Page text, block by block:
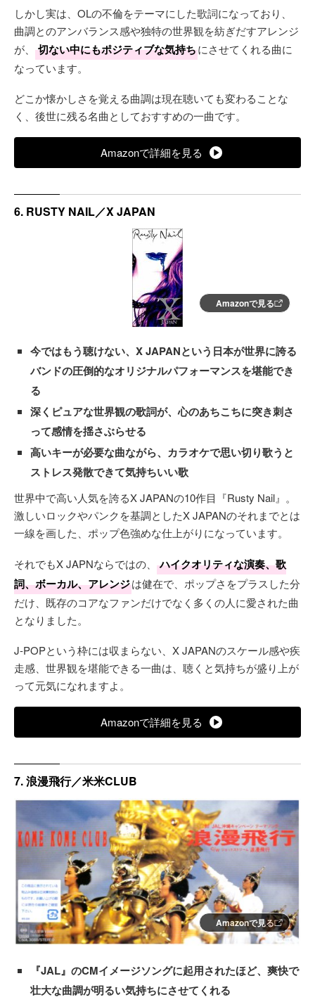
しかし実は、OLの不倫をテーマにした歌詞になっており、
曲調とのアンバランス感や独特の世界観を紡ぎだすアレンジ
が、
切ない中にもポジティブな気持ちにさせてくれる曲に
なっています。
どこか懐かしさを覚える曲調は現在聴いても変わることな
く、後世に残る名曲としておすすめの一曲です。
Amazonで詳細を見る
6. RUSTY NAIL／X JAPAN
Amazonで見る
今ではもう聴けない、X JAPANという日本が世界に誇る
バンドの圧倒的なオリジナルパフォーマンスを堪能でき
る
深くピュアな世界観の歌詞が、心のあちこちに突き刺さ
って感情を揺さぶらせる
高いキーが必要な曲ながら、カラオケで思い切り歌うと
ストレス発散できて気持ちいい歌
世界中で高い人気を誇るX JAPANの10作目『Rusty Nail』。
激しいロックやパンクを基調としたX JAPANのそれまでとは
一線を画した、ポップ色強めな仕上がりになっています。
それでもX JAPNならではの、
ハイクオリティな演奏、歌
詞、ボーカル、アレンジは健在で、ポップさをプラスした分
だけ、既存のコアなファンだけでなく多くの人に愛された曲
となりました。
J-POPという枠には収まらない、X JAPANのスケール感や疾
走感、世界観を堪能できる一曲は、聴くと気持ちが盛り上が
って元気になれますよ。
Amazonで詳細を見る
7. 浪漫飛行／米米CLUB
Amazonで見る
『JAL』のCMイメージソングに起用されたほど、爽快で
壮大な曲調が明るい気持ちにさせてくれる